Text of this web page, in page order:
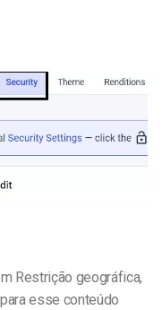
Restrição geográfica,
esse conteúdo